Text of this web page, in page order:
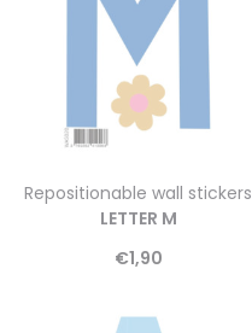
Repositionable wall stickers
LETTER M
€1,90